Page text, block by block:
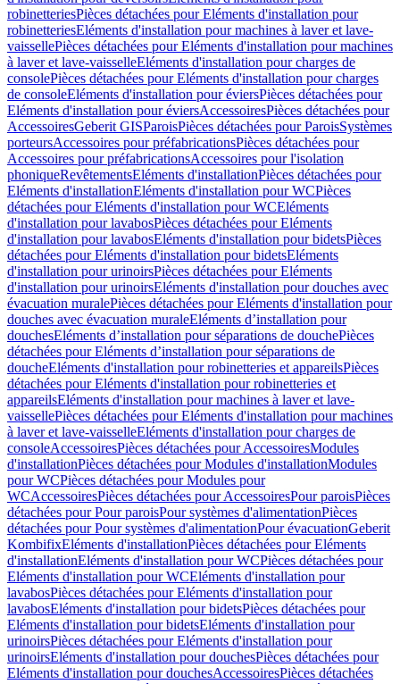
robinetteriesPièces détachées pour Eléments d'installation pour
robinetteriesEléments d'installation pour machines à laver et lave-
vaissellePièces détachées pour Eléments d'installation pour machines
à laver et lave-vaisselleEléments d'installation pour charges de
consolePièces détachées pour Eléments d'installation pour charges
de consoleEléments d'installation pour éviersPièces détachées pour
Eléments d'installation pour éviersAccessoiresPièces détachées pour
AccessoiresGeberit GISParoisPièces détachées pour ParoisSystèmes
porteursAccessoires pour préfabricationsPièces détachées pour
Accessoires pour préfabricationsAccessoires pour l'isolation
phoniqueRevêtementsEléments d'installationPièces détachées pour
Eléments d'installationEléments d'installation pour WCPièces
détachées pour Eléments d'installation pour WCEléments
d'installation pour lavabosPièces détachées pour Eléments
d'installation pour lavabosEléments d'installation pour bidetsPièces
détachées pour Eléments d'installation pour bidetsEléments
d'installation pour urinoirsPièces détachées pour Eléments
d'installation pour urinoirsEléments d'installation pour douches avec
évacuation muralePièces détachées pour Eléments d'installation pour
douches avec évacuation muraleEléments d’installation pour
douchesEléments d’installation pour séparations de douchePièces
détachées pour Eléments d’installation pour séparations de
doucheEléments d'installation pour robinetteries et appareilsPièces
détachées pour Eléments d'installation pour robinetteries et
appareilsEléments d'installation pour machines à laver et lave-
vaissellePièces détachées pour Eléments d'installation pour machines
à laver et lave-vaisselleEléments d'installation pour charges de
consoleAccessoiresPièces détachées pour AccessoiresModules
d'installationPièces détachées pour Modules d'installationModules
pour WCPièces détachées pour Modules pour
WCAccessoiresPièces détachées pour AccessoiresPour paroisPièces
détachées pour Pour paroisPour systèmes d'alimentationPièces
détachées pour Pour systèmes d'alimentationPour évacuationGeberit
KombifixEléments d'installationPièces détachées pour Eléments
d'installationEléments d'installation pour WCPièces détachées pour
Eléments d'installation pour WCEléments d'installation pour
lavabosPièces détachées pour Eléments d'installation pour
lavabosEléments d'installation pour bidetsPièces détachées pour
Eléments d'installation pour bidetsEléments d'installation pour
urinoirsPièces détachées pour Eléments d'installation pour
urinoirsEléments d'installation pour douchesPièces détachées pour
Eléments d'installation pour douchesAccessoiresPièces détachées